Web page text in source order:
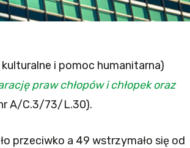
i pomoc humanitarna)
praw chłopów i chłopek oraz
A/C.3/73/L.30).
przeciwko a 49 wstrzymało się od